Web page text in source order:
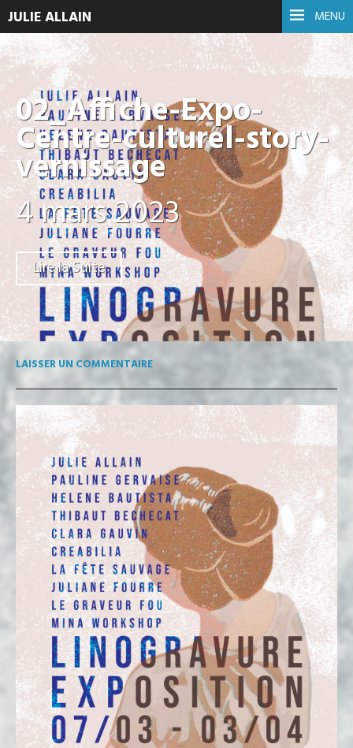
MENU
JULIE ALLAIN
02_Affiche-Expo-
Centre-culturel-story-
vernissage
4 mars 2023
Lire la Suite
LAISSER UN COMMENTAIRE